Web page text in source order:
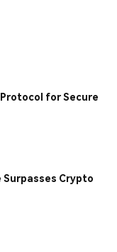
for Secure
Surpasses Crypto